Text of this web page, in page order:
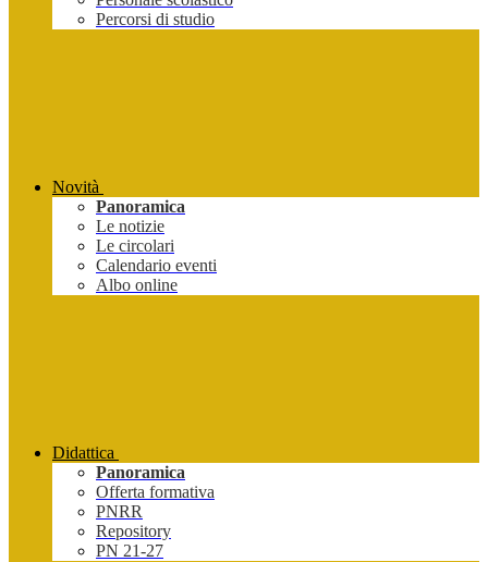
Percorsi di studio
Novità
Panoramica
Le notizie
Le circolari
Calendario eventi
Albo online
Didattica
Panoramica
Offerta formativa
PNRR
Repository
PN 21-27